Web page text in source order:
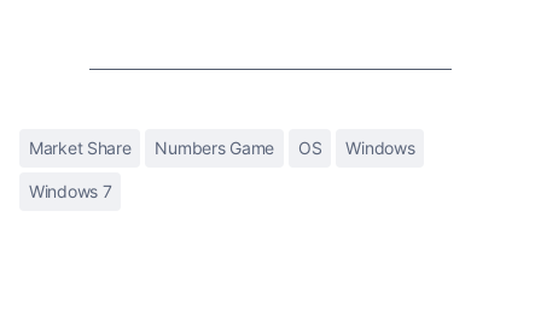
Market Share Numbers Game OS Windows
Windows 7